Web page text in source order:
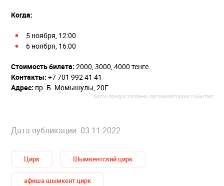
Когда:
5 ноября, 12:00
6 ноября, 16:00
Стоимость билета: 2000, 3000, 4000 тенге
Контакты: +7 701 992 41 41
Адрес: пр. Б. Момышулы, 20Г
Фото предоставлено организатором события
Дата публикации: 03.11.2022
Цирк Шымкентский цирк
афиша шымкент цирк